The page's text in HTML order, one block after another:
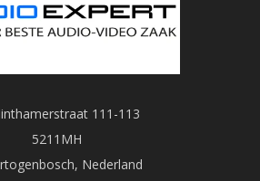
111-113
5211MH
Nederland